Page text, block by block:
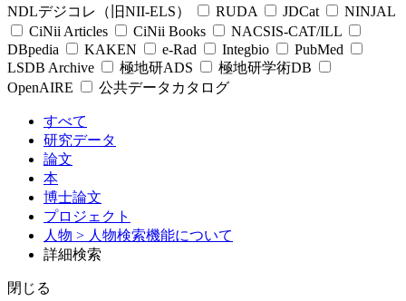
NDLデジコレ（旧NII-ELS）
RUDA JDCat
NINJAL
CiNii Articles
CiNii Books
NACSIS-CAT/ILL
DBpedia
KAKEN e-Rad Integbio
PubMed
LSDB Archive
極地研ADS
極地研学術DB
OpenAIRE
公共データカタログ
すべて
研究データ
論文
本
博士論文
プロジェクト
人物 > 人物検索機能について
詳細検索
閉じる